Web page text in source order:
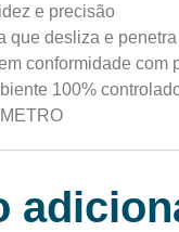
e precisão
que desliza e
conformidade com
100%